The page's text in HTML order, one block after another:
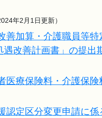
年2月1日更新）
善加算・介護職員等
改善計画書」の提出
医療保険料・介護保
認定区分変更申請に